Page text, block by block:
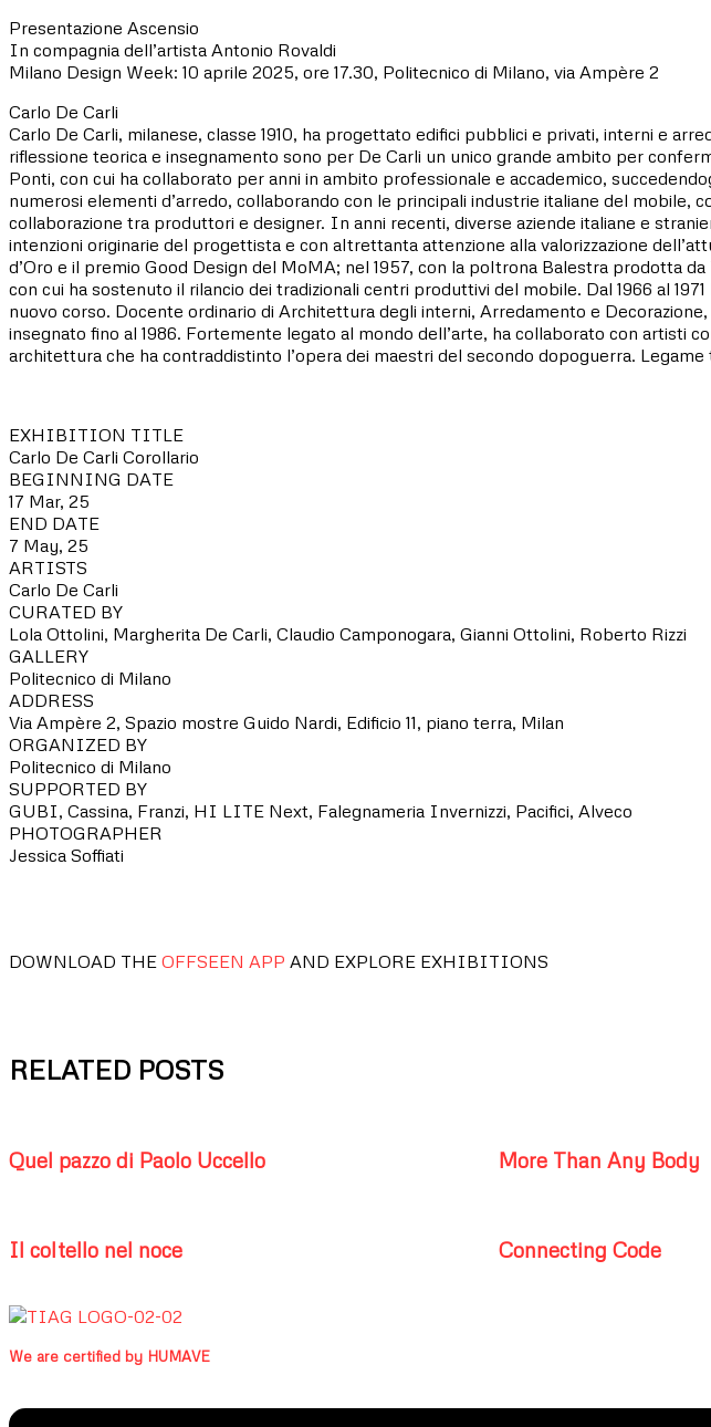
Presentazione Ascensio
In compagnia dell’artista Antonio Rovaldi
Milano Design Week: 10 aprile 2025, ore 17.30, Politecnico di Milano, via Ampère 2
Carlo De Carli
Carlo De Carli, milanese, classe 1910, ha progettato edifici pubblici e privati, interni e
riflessione teorica e insegnamento sono per De Carli un unico grande ambito per
Ponti, con cui ha collaborato per anni in ambito professionale e accademico,
numerosi elementi d’arredo, collaborando con le principali industrie italiane del mobile,
collaborazione tra produttori e designer. In anni recenti, diverse aziende italiane e
intenzioni originarie del progettista e con altrettanta attenzione alla valorizzazione
d’Oro e il premio Good Design del MoMA; nel 1957, con la poltrona Balestra prodotta
con cui ha sostenuto il rilancio dei tradizionali centri produttivi del mobile. Dal 1966 al
nuovo corso. Docente ordinario di Architettura degli interni, Arredamento e
insegnato fino al 1986. Fortemente legato al mondo dell’arte, ha collaborato con artisti
architettura che ha contraddistinto l’opera dei maestri del secondo dopoguerra.
EXHIBITION TITLE
Carlo De Carli Corollario
BEGINNING DATE
17 Mar, 25
END DATE
7 May, 25
ARTISTS
Carlo De Carli
CURATED BY
Lola Ottolini, Margherita De Carli, Claudio Camponogara, Gianni Ottolini, Roberto Rizzi
GALLERY
Politecnico di Milano
ADDRESS
Via Ampère 2, Spazio mostre Guido Nardi, Edificio 11, piano terra, Milan
ORGANIZED BY
Politecnico di Milano
SUPPORTED BY
GUBI, Cassina, Franzi, HI LITE Next, Falegnameria Invernizzi, Pacifici, Alveco
PHOTOGRAPHER
Jessica Soffiati
DOWNLOAD THE OFFSEEN APP AND EXPLORE EXHIBITIONS
RELATED POSTS
Quel pazzo di Paolo Uccello More Than Any Body
Il coltello nel noce Connecting Code
We are certified by HUMAVE